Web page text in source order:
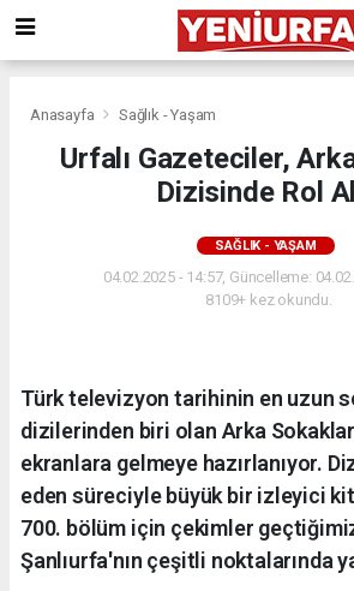
Anasayfa Sağlık - Yaşam
Urfalı Gazeteciler,
Dizisinde Rol
SAĞLIK - YAŞAM
04.02.2025 - 14:57, Güncelleme:
8109+ kez okundu.
Türk televizyon tarihinin en uzun
dizilerinden biri olan Arka
ekranlara gelmeye hazırlanıyor.
eden süreciyle büyük bir izleyici
700. bölüm için çekimler
Şanlıurfa'nın çeşitli noktalarında